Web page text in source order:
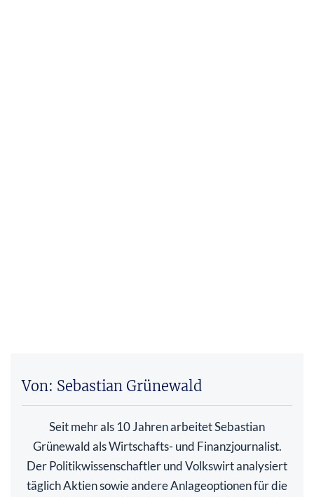
Von: Sebastian Grünewald
Seit mehr als 10 Jahren arbeitet Sebastian
Grünewald als Wirtschafts- und Finanzjournalist.
Der Politikwissenschaftler und Volkswirt analysiert
täglich Aktien sowie andere Anlageoptionen für die